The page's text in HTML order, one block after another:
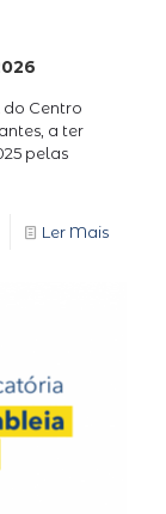
do Centro
a ter
pelas
Ler Mais